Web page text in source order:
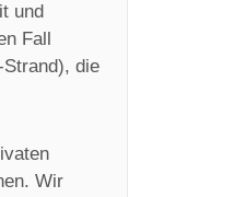
und
Fall
die
Wir